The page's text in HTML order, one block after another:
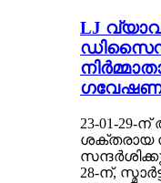
LJ
23-01-29-
ശക്തരായ
28-ന്,